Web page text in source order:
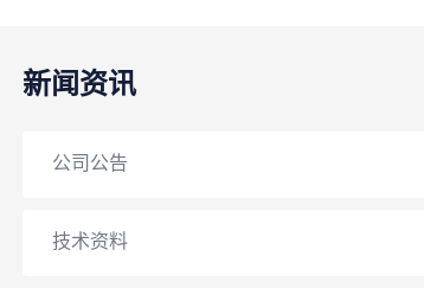
新闻资讯
公司公告
技术资料